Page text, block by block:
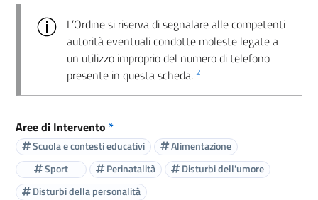
L’Ordine si riserva di segnalare alle competenti
autorità eventuali condotte moleste legate a
un utilizzo improprio del numero di telefono
presente in questa scheda. 2
Aree di Intervento *
Scuola e contesti educativi
Alimentazione
Sport
Perinatalità
Disturbi dell'umore
Disturbi della personalità